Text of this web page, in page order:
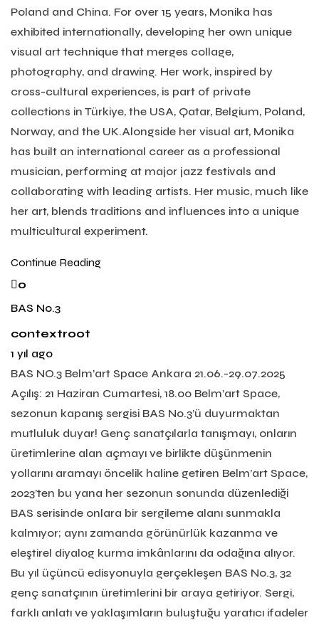
Poland and China. For over 15 years, Monika has
exhibited internationally, developing her own unique
visual art technique that merges collage,
photography, and drawing. Her work, inspired by
cross-cultural experiences, is part of private
collections in Türkiye, the USA, Qatar, Belgium, Poland,
Norway, and the UK.Alongside her visual art, Monika
has built an international career as a professional
musician, performing at major jazz festivals and
collaborating with leading artists. Her music, much like
her art, blends traditions and influences into a unique
multicultural experiment.
Continue Reading
0
BAS No.3
contextroot
1 yıl ago
BAS NO.3 Belm’art Space Ankara 21.06.-29.07.2025
Açılış: 21 Haziran Cumartesi, 18.00 Belm’art Space,
sezonun kapanış sergisi BAS No.3’ü duyurmaktan
mutluluk duyar! Genç sanatçılarla tanışmayı, onların
üretimlerine alan açmayı ve birlikte düşünmenin
yollarını aramayı öncelik haline getiren Belm’art Space,
2023’ten bu yana her sezonun sonunda düzenlediği
BAS serisinde onlara bir sergileme alanı sunmakla
kalmıyor; aynı zamanda görünürlük kazanma ve
eleştirel diyalog kurma imkânlarını da odağına alıyor.
Bu yıl üçüncü edisyonuyla gerçekleşen BAS No.3, 32
genç sanatçının üretimlerini bir araya getiriyor. Sergi,
farklı anlatı ve yaklaşımların buluştuğu yaratıcı ifadeler